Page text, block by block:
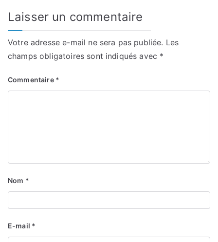
Laisser un commentaire
Votre adresse e-mail ne sera pas publiée. Les
champs obligatoires sont indiqués avec *
Commentaire *
Nom *
E-mail *